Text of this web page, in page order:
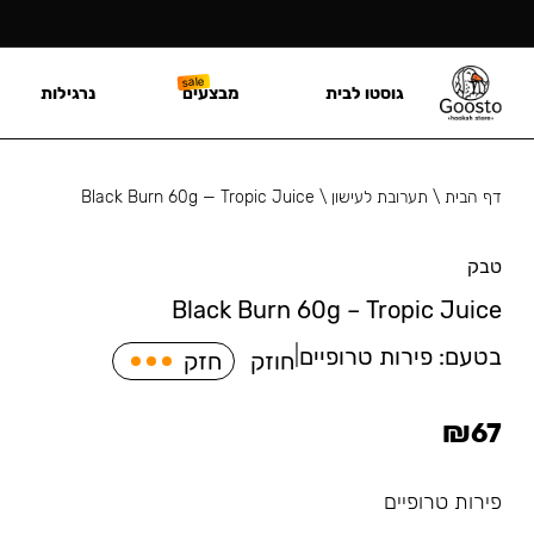
דף הבית\ תערובת לעישון \
Black Burn 60g — Tropic Juice
טבק
Black Burn 60g – Tropic Juice
בטעם: פירות טרופיים חוזק חזק
₪67
פירות טרופיים
גוסטו לבית מבצעים נרגילות